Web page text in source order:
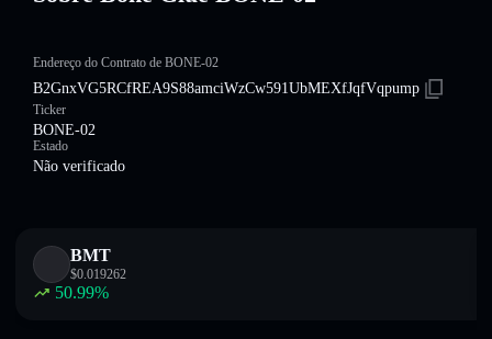
Endereço do Contrato de BONE-02
B2GnxVG5RCfREA9S88amciWzCw591UbMEXfJqfVqpump
Ticker
BONE-02
Estado
Não verificado
BMT
$0.019262
50.99%